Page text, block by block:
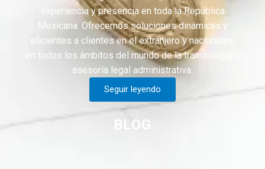
experiencia y presencia en toda la República
Mexicana. Ofrecemos soluciones dinámicas y
eficientes a clientes en el extranjero y nacionales,
en todos los ámbitos del mundo de la tramitología y
asesoría legal administrativa.
Seguir leyendo
BLOG